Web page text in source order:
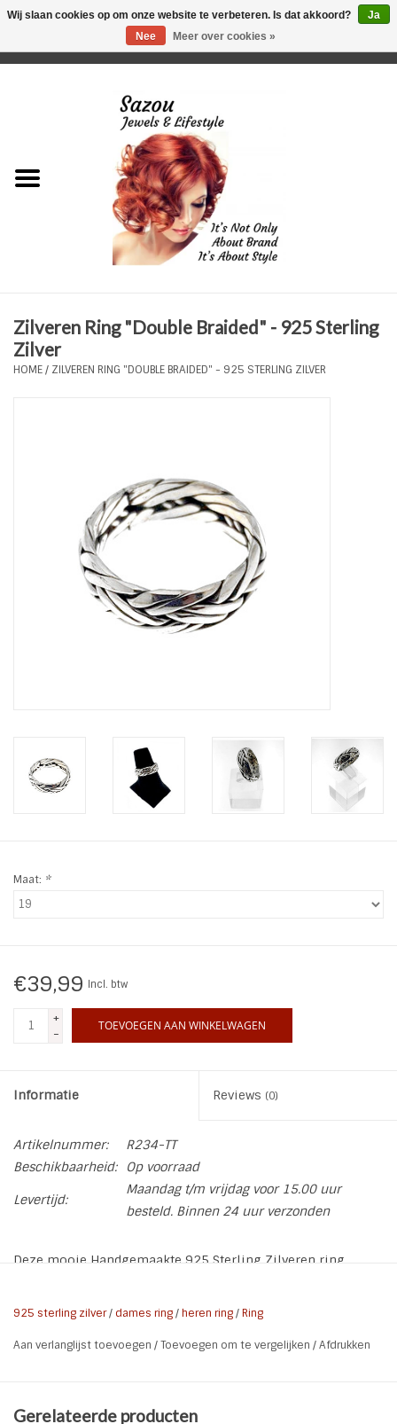
Just for Him
Plus Size Sieraden
Zonnebrillen
LIFESTYLE PRODUCTEN
SALE
Zilveren Ring "Double Braided" - 925 Sterling
Zilver
HOME/ ZILVEREN RING "DOUBLE BRAIDED" - 925 STERLING ZILVER
Maat: *
€39,99 Incl. btw
+
-
TOEVOEGEN AAN WINKELWAGEN
Informatie Reviews (0)
Artikelnummer:
R234-TT
Beschikbaarheid:
Op voorraad
Levertijd:
Maandag t/m vrijdag voor 15.00 uur
besteld. Binnen 24 uur verzonden
Deze mooie Handgemaakte 925 Sterling Zilveren ring
925 sterling zilver/ dames ring/heren ring/Ring
Aan verlanglijst toevoegen /Toevoegen om te vergelijken /Afdrukken
Gerelateerde producten
Wij slaan cookies op om onze website te verbeteren. Is dat akkoord?
Ja
Nee
Meer over cookies »